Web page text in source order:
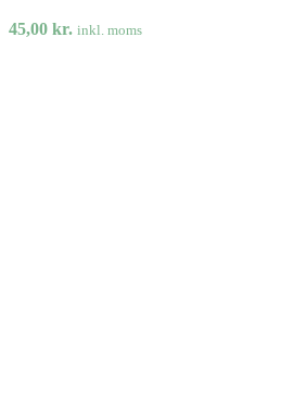
45,00 kr. inkl. moms